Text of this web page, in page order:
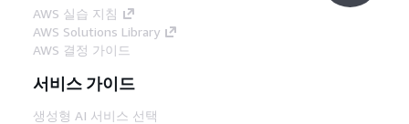
AWS 실습 지침
AWS Solutions Library
AWS 결정 가이드
서비스 가이드
생성형 AI 서비스 선택